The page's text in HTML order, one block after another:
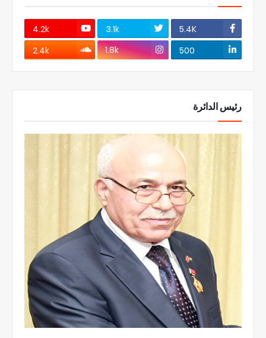
5.4K
3.1k
4.2k
500
1.8k
2.4k
رئيس الدائرة